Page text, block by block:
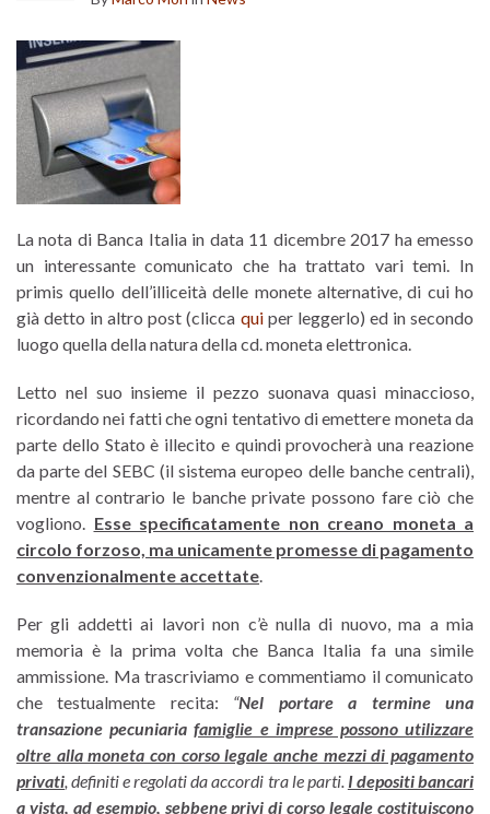
La nota di Banca Italia in data 11 dicembre 2017 ha emesso
un interessante comunicato che ha trattato vari temi. In
primis quello dell’illiceità delle monete alternative, di cui ho
già detto in altro post (clicca quiper leggerlo) ed in secondo
luogo quella della natura della cd. moneta elettronica.
Letto nel suo insieme il pezzo suonava quasi minaccioso,
ricordando nei fatti che ogni tentativo di emettere moneta da
parte dello Stato è illecito e quindi provocherà una reazione
da parte del SEBC (il sistema europeo delle banche centrali),
mentre al contrario le banche private possono fare ciò che
vogliono. Esse specificatamente non creano moneta a
circolo forzoso, ma unicamente promesse di pagamento
convenzionalmente accettate.
Per gli addetti ai lavori non c’è nulla di nuovo, ma a mia
memoria è la prima volta che Banca Italia fa una simile
ammissione. Ma trascriviamo e commentiamo il comunicato
che testualmente recita: “Nel portare a termine una
transazione pecuniariafamiglie e imprese possono utilizzare
oltre alla moneta con corso legale anche mezzi di pagamento
privati, definiti e regolati da accordi tra le parti. I depositi bancari
a vista, ad esempio, sebbene privi di corso legale costituiscono